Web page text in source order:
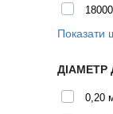
Показати
ДІАМЕТР
0,20